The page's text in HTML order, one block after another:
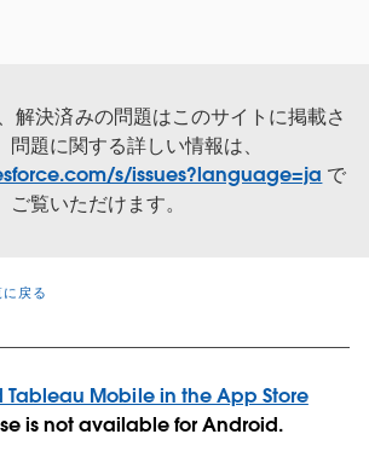
解決済みの問題はこのサイトに掲載さ
問題に関する詳しい情報は、
s/issues?language=ja で
ご覧いただけます。
戻る
is not available for Android.